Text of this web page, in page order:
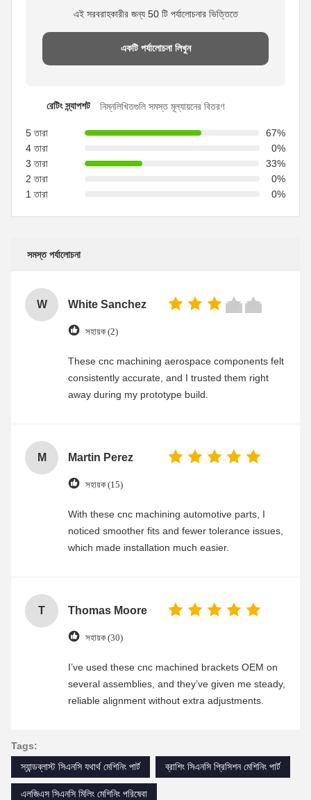
এই সরবরাহকারীর জন্য 50 টি পর্যালোচনার ভিত্তিতে
একটি পর্যালোচনা লিখুন
রেটিং স্ন্যাপশট নিম্নলিখিতগুলি সমস্ত মূল্যায়নের বিতরণ
5 তারা
67%
4 তারা
0%
3 তারা
33%
2 তারা
0%
1 তারা
0%
সমস্ত পর্যালোচনা
W White Sanchez
সহায়ক (2)
These cnc machining aerospace components felt
consistently accurate, and I trusted them right
away during my prototype build.
M Martin Perez
সহায়ক (15)
With these cnc machining automotive parts, I
noticed smoother fits and fewer tolerance issues,
which made installation much easier.
T Thomas Moore
সহায়ক (30)
I’ve used these cnc machined brackets OEM on
several assemblies, and they’ve given me steady,
reliable alignment without extra adjustments.
Tags:
স্যান্ডব্লাস্ট সিএনসি যথার্থ মেশিনিং পার্ট
ব্রাশিং সিএনসি প্রিসিশন মেশিনিং পার্ট
এলজিএস সিএনসি মিলিং মেশিনিং পরিষেবা